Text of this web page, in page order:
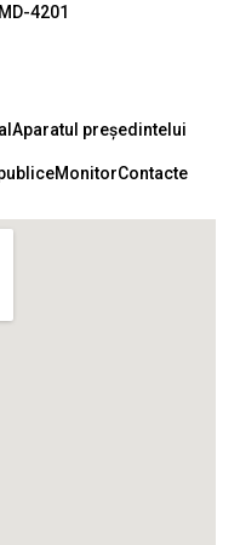
4201
Aparatul președintelui
MonitorContacte